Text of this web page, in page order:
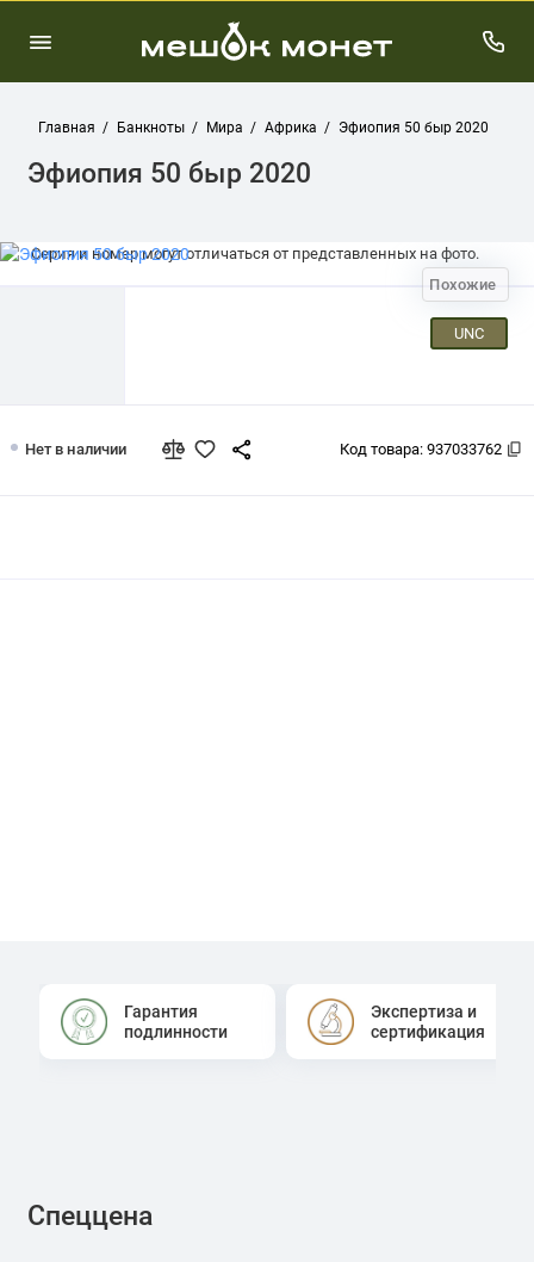
Главная Банкноты Мира Африка Эфиопия 50 быр 2020
Эфиопия 50 быр 2020
Похожие
UNC
Серия и номер могут отличаться от представленных на фото.
Нет в наличии Код товара: 937033762
Гарантия
подлинности
Экспертиза и
сертификация
Спеццена